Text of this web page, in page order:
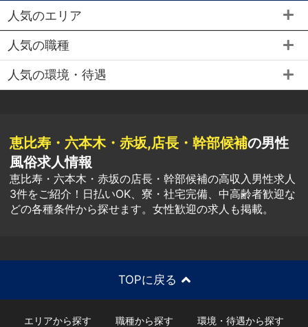
人気のエリア
人気の職種
人気の環境・待遇
恵比寿・六本木・赤坂,店長・幹部候補の男性
風俗求人情報
恵比寿・六本木・赤坂の店長・幹部候補の高収入男性求人
3件をご紹介！日払いOK、寮・社宅完備、中高齢者歓迎な
どの各種条件から探せます。女性歓迎の求人も掲載。
TOPに戻る
エリアから探す 職種から探す
環境・待遇から探す